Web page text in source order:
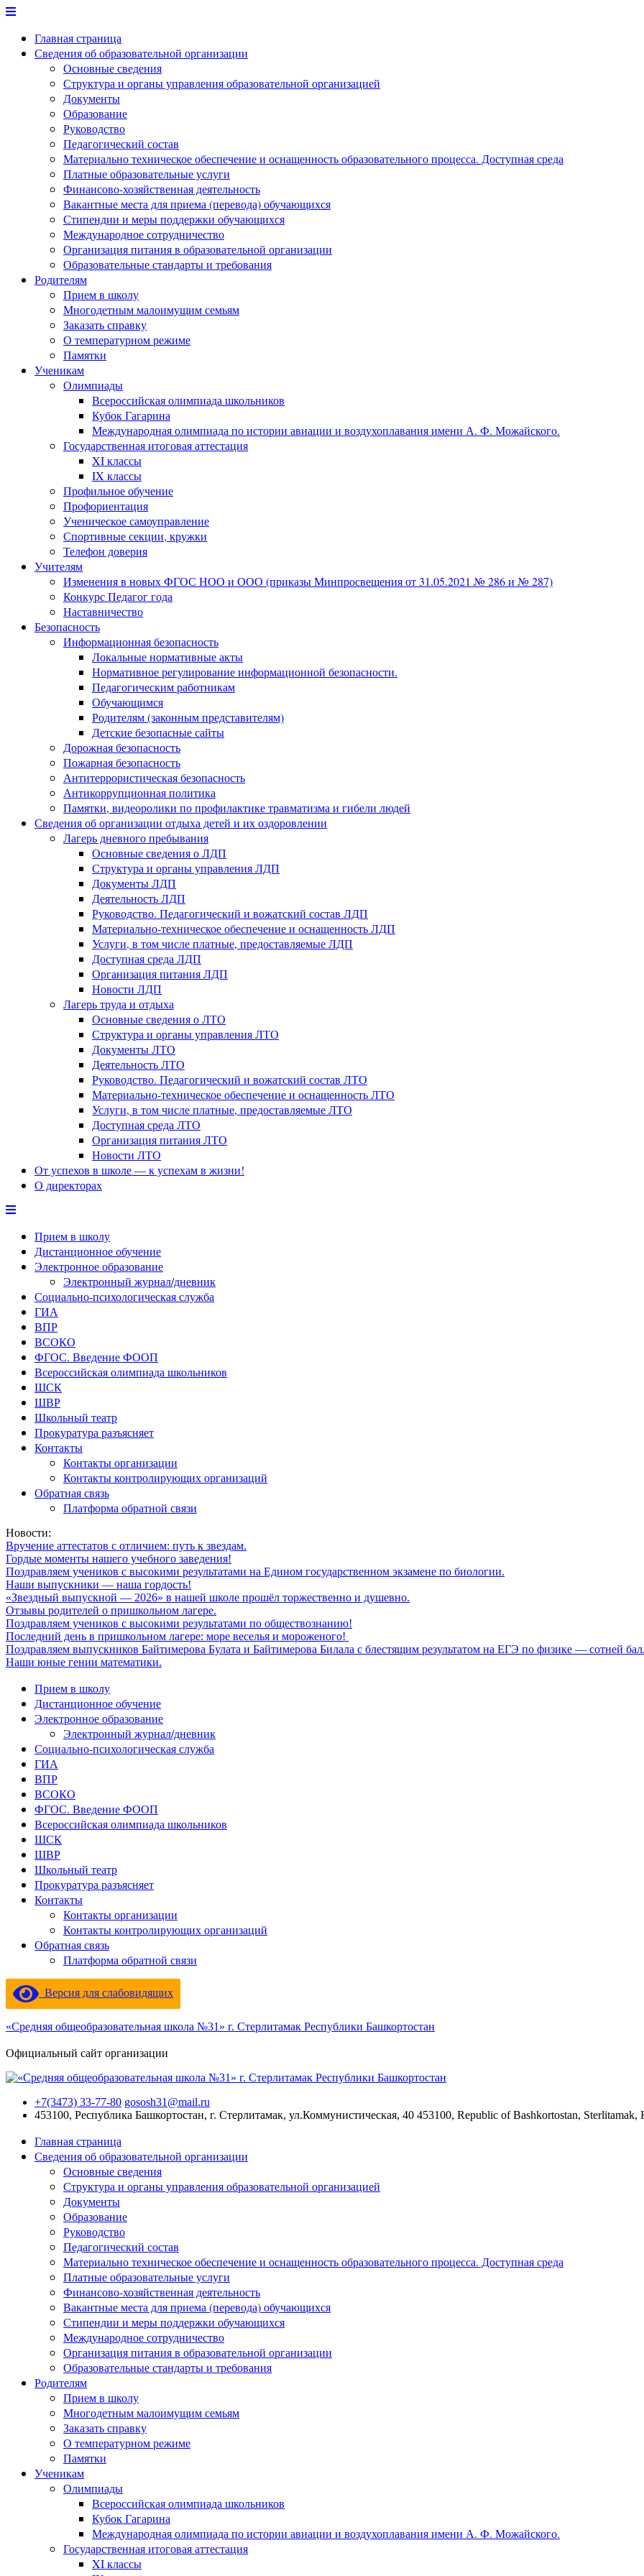
Перейти
содержимому
Главная страница
Сведения об образовательной организации
Основные сведения
Структура и органы управления образовательной организацией
Документы
Образование
Руководство
Педагогический состав
Материально техническое обеспечение и оснащенность образовательного процесса. Доступная среда
Платные образовательные услуги
Финансово-хозяйственная деятельность
Вакантные места для приема (перевода) обучающихся
Стипендии и меры поддержки обучающихся
Международное сотрудничество
Организация питания в образовательной организации
Образовательные стандарты и требования
Родителям
Прием в школу
Многодетным малоимущим семьям
Заказать справку
О температурном режиме
Памятки
Ученикам
Олимпиады
Всероссийская олимпиада школьников
Кубок Гагарина
Международная олимпиада по истории авиации и воздухоплавания имени А. Ф. Можайского.
Государственная итоговая аттестация
XI классы
IX классы
Профильное обучение
Профориентация
Ученическое самоуправление
Спортивные секции, кружки
Телефон доверия
Учителям
Изменения в новых ФГОС НОО и ООО (приказы Минпросвещения от 31.05.2021 № 286 и № 287)
Конкурс Педагог года
Наставничество
Безопасность
Информационная безопасность
Локальные нормативные акты
Нормативное регулирование информационной безопасности.
Педагогическим работникам
Обучающимся
Родителям (законным представителям)
Детские безопасные сайты
Дорожная безопасность
Пожарная безопасность
Антитеррористическая безопасность
Антикоррупционная политика
Памятки, видеоролики по профилактике травматизма и гибели людей
Сведения об организации отдыха детей и их оздоровлении
Лагерь дневного пребывания
Основные сведения о ЛДП
Структура и органы управления ЛДП
Документы ЛДП
Деятельность ЛДП
Руководство. Педагогический и вожатский состав ЛДП
Материально-техническое обеспечение и оснащенность ЛДП
Услуги, в том числе платные, предоставляемые ЛДП
Доступная среда ЛДП
Организация питания ЛДП
Новости ЛДП
Лагерь труда и отдыха
Основные сведения о ЛТО
Структура и органы управления ЛТО
Документы ЛТО
Деятельность ЛТО
Руководство. Педагогический и вожатский состав ЛТО
Материально-техническое обеспечение и оснащенность ЛТО
Услуги, в том числе платные, предоставляемые ЛТО
Доступная среда ЛТО
Организация питания ЛТО
Новости ЛТО
От успехов в школе — к успехам в жизни!
О директорах
Прием в школу
Дистанционное обучение
Электронное образование
Электронный журнал/дневник
Социально-психологическая служба
ГИА
ВПР
ВСОКО
ФГОС. Введение ФООП
Всероссийская олимпиада школьников
ШСК
ШВР
Школьный театр
Прокуратура разъясняет
Контакты
Контакты организации
Контакты контролирующих организаций
Обратная связь
Платформа обратной связи
Новости:
Вручение аттестатов с отличием: путь к звездам.
Гордые моменты нашего учебного заведения!
Поздравляем учеников с высокими результатами на Едином государственном экзамене по биологии.
Наши выпускники — наша гордость!
«Звездный выпускной — 2026» в нашей школе прошёл торжественно и душевно.
Отзывы родителей о пришкольном лагере.
Поздравляем учеников с высокими результатами по обществознанию!
Последний день в пришкольном лагере: море веселья и мороженого!
Поздравляем выпускников Байтимерова Булата и Байтимерова Билала с блестящим результатом на ЕГЭ по физике — сотней
Наши юные гении математики.
Прием в школу
Дистанционное обучение
Электронное образование
Электронный журнал/дневник
Социально-психологическая служба
ГИА
ВПР
ВСОКО
ФГОС. Введение ФООП
Всероссийская олимпиада школьников
ШСК
ШВР
Школьный театр
Прокуратура разъясняет
Контакты
Контакты организации
Контакты контролирующих организаций
Обратная связь
Платформа обратной связи
Версия для слабовидящих
«Средняя общеобразовательная школа №31» г. Стерлитамак Республики Башкортостан
Официальный сайт организации
+7(3473) 33-77-80 gososh31@mail.ru
453100, Республика Башкортостан, г. Стерлитамак, ул.Коммунистическая, 40 453100, Republic of Bashkortostan, Sterlitamak,
Главная страница
Сведения об образовательной организации
Основные сведения
Структура и органы управления образовательной организацией
Документы
Образование
Руководство
Педагогический состав
Материально техническое обеспечение и оснащенность образовательного процесса. Доступная среда
Платные образовательные услуги
Финансово-хозяйственная деятельность
Вакантные места для приема (перевода) обучающихся
Стипендии и меры поддержки обучающихся
Международное сотрудничество
Организация питания в образовательной организации
Образовательные стандарты и требования
Родителям
Прием в школу
Многодетным малоимущим семьям
Заказать справку
О температурном режиме
Памятки
Ученикам
Олимпиады
Всероссийская олимпиада школьников
Кубок Гагарина
Международная олимпиада по истории авиации и воздухоплавания имени А. Ф. Можайского.
Государственная итоговая аттестация
XI классы